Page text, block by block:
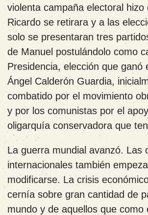
violenta campaña electoral hizo
Ricardo se retirara y a las
solo se presentaran tres
de Manuel postulándolo como
Presidencia, elección que ganó
Ángel Calderón Guardia,
combatido por el movimiento
y por los comunistas por el
oligarquía conservadora que
La guerra mundial avanzó. Las
internacionales también
modificarse. La crisis
cernía sobre gran cantidad de
mundo y de aquellos que como